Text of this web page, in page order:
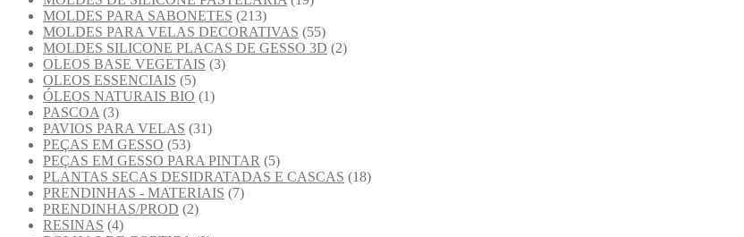
MOLDES PARA SABONETES (213)
MOLDES PARA VELAS DECORATIVAS (55)
MOLDES SILICONE PLACAS DE GESSO 3D (2)
OLEOS BASE VEGETAIS (3)
OLEOS ESSENCIAIS (5)
ÓLEOS NATURAIS BIO (1)
PASCOA (3)
PAVIOS PARA VELAS (31)
PEÇAS EM GESSO (53)
PEÇAS EM GESSO PARA PINTAR (5)
PLANTAS SECAS DESIDRATADAS E CASCAS (18)
PRENDINHAS - MATERIAIS (7)
PRENDINHAS/PROD (2)
RESINAS (4)